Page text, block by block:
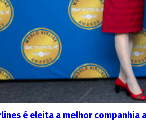
é eleita a melhor companhia